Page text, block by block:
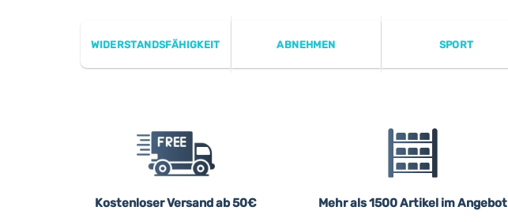
WIDERSTANDSFÄHIGKEIT ABNEHMEN SPORT
Kostenloser Versand ab 50€ Mehr als 1500 Artikel im Angebot